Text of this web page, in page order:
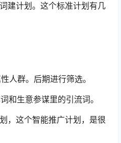
建计划。这个标准计划有几
人群。后期进行筛选。
和生意参谋里的引流词。
，这个智能推广计划，是很